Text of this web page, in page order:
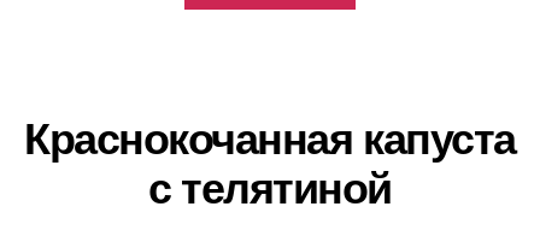
Краснокочанная капуста
с телятиной